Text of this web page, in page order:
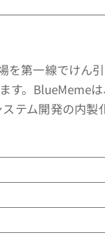
第一線でけん
す。BlueMeme
テム開発の内製